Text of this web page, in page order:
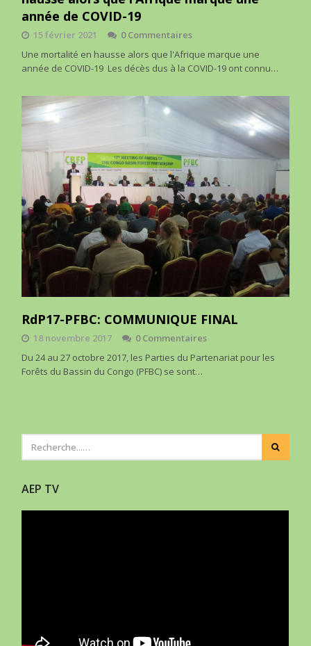
année de COVID-19
15 février 2021
0 Commentaires
Une mortalité en hausse alors que l'Afrique marque une
année de COVID-19 Les décès dus à la COVID-19 ont connu…
RdP17-PFBC: COMMUNIQUE FINAL
18 novembre 2017
0 Commentaires
Du 24 au 27 octobre 2017, les Parties du Partenariat pour les
Forêts du Bassin du Congo (PFBC) se sont…
AEP TV